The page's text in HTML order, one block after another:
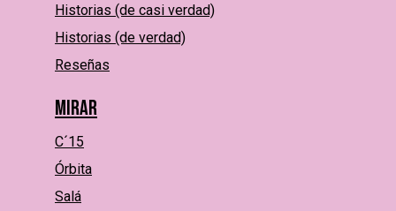
Historias (de casi verdad)
Historias (de verdad)
Reseñas
Mirar
C´15
Órbita
Salá